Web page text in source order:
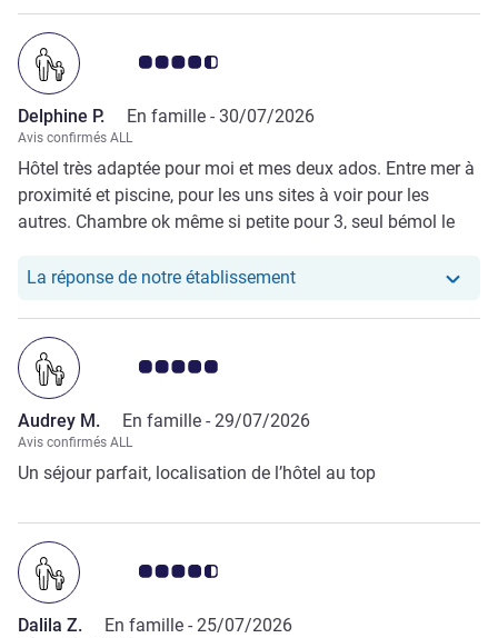
Note Avis clients 4.5/5
Delphine P. En famille - 30/07/2026
Avis confirmés ALL
Hôtel très adaptée pour moi et mes deux ados. Entre mer à
proximité et piscine, pour les uns sites à voir pour les
autres. Chambre ok même si petite pour 3, seul bémol le
vraiment pas bon.
La réponse de notre établissementNotre hôtel a repondu au
Note Avis clients 5.0/5
Audrey M. En famille - 29/07/2026
Avis confirmés ALL
Un séjour parfait, localisation de l’hôtel au top
Note Avis clients 4.5/5
Dalila Z. En famille - 25/07/2026